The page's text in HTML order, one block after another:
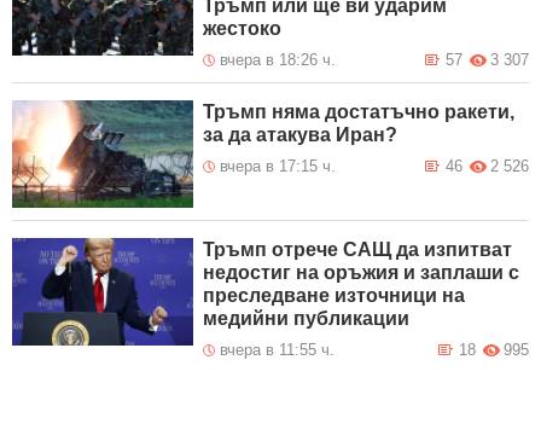
Тръмп или ще ви ударим
жестоко
вчера в 18:26 ч. 3 307
57
Тръмп няма достатъчно ракети,
за да атакува Иран?
вчера в 17:15 ч. 2 526
46
Тръмп отрече САЩ да изпитват
недостиг на оръжия и заплаши с
преследване източници на
медийни публикации
вчера в 11:55 ч. 995
18